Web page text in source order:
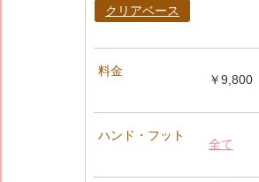
クリアベース
料金
￥9,800
ハンド・フット
全て